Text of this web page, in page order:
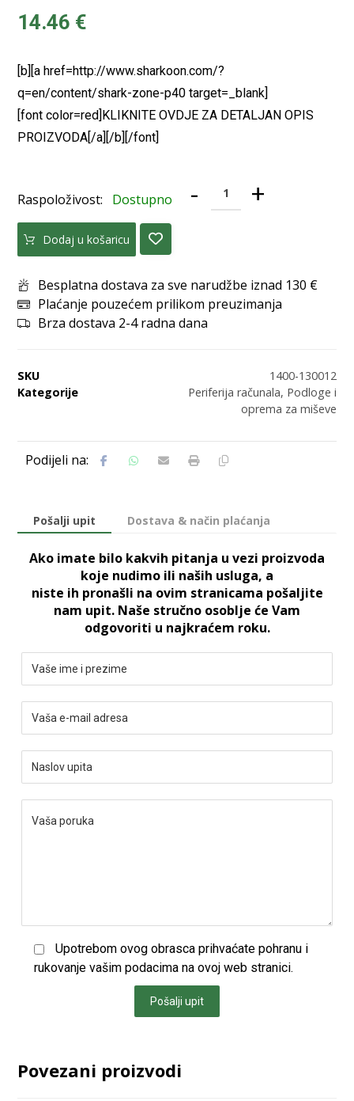
14.46 €
[b][a href=http://www.sharkoon.com/?
q=en/content/shark-zone-p40 target=_blank]
[font color=red]KLIKNITE OVDJE ZA DETALJAN OPIS
PROIZVODA[/a][/b][/font]
Raspoloživost: Dostupno - +
Dodaj u košaricu
Besplatna dostava za sve narudžbe iznad 130 €
Plaćanje pouzećem prilikom preuzimanja
Brza dostava 2-4 radna dana
SKU
1400-130012
Kategorije
Periferija računala, Podloge i
oprema za miševe
Pošalji upit Dostava & način plaćanja
Ako imate bilo kakvih pitanja u vezi proizvoda
koje nudimo ili naših usluga, a
niste ih pronašli na ovim stranicama pošaljite
nam upit. Naše stručno osoblje će Vam
odgovoriti u najkraćem roku.
Upotrebom ovog obrasca prihvaćate pohranu i
rukovanje vašim podacima na ovoj web stranici.
Pošalji upit
Povezani proizvodi